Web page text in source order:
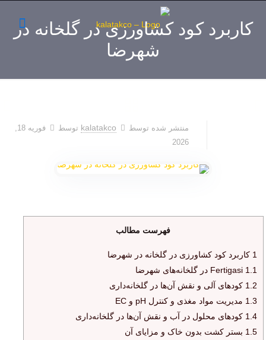
کاربرد کود کشاورزی در گلخانه در
شهرضا
منتشر شده توسط kalatakco توسط
فوریه 18,
2026
فهرست مطالب
1 کاربرد کود کشاورزی در گلخانه در شهرضا
1.1 Fertigasi در گلخانه‌های شهرضا
1.2 کودهای آلی و نقش آن‌ها در گلخانه‌داری
1.3 مدیریت مواد مغذی و کنترل pH و EC
1.4 کودهای محلول در آب و نقش آن‌ها در گلخانه‌داری
1.5 بستر کشت بدون خاک و مزایای آن